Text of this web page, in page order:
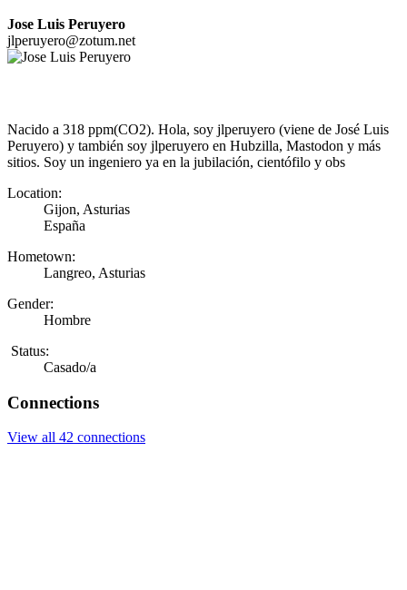
Jose Luis Peruyero
jlperuyero@zotum.net
Nacido a 318 ppm(CO2). Hola, soy jlperuyero (viene de José Luis
Peruyero) y también soy jlperuyero en Hubzilla, Mastodon y más
sitios. Soy un ingeniero ya en la jubilación, cientófilo y obs
Location:
Gijon, Asturias
España
Hometown:
Langreo, Asturias
Gender:
Hombre
Status:
Casado/a
Connections
View all 42 connections